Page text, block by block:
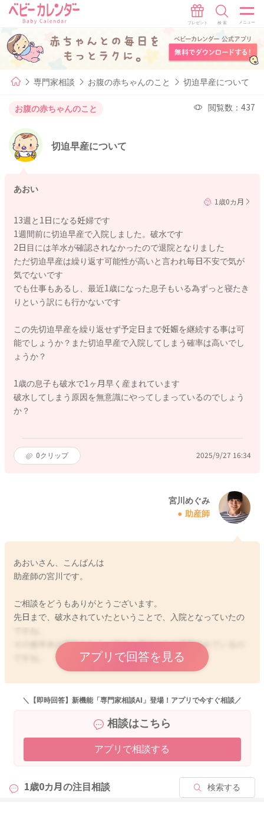
専門家相談 お腹の赤ちゃんのこと 切迫早産について
お腹の赤ちゃんのこと 閲覧数：437
切迫早産について
あおい
1歳0カ月
13週と1日になる妊婦です
1週間前に切迫早産で入院しました。破水です
2日目には羊水が確認されなかったので退院となりました
ただ切迫早産は繰り返す可能性が高いと言われ毎日不安で気が
気でないです
でも仕事もあるし、最近1歳になった息子もいる為ずっと寝たき
りという訳にも行かないです
この先切迫早産を繰り返せず予定日まで妊娠を継続する事は可
能でしょうか？また切迫早産で入院してしまう確率は高いでし
ょうか？
1歳の息子も破水で1ヶ月早く産まれています
破水してしまう原因を無意識にやってしまっているのでしょう
か？
0クリップ 2025/9/27 16:34
宮川めぐみ
助産師
あおいさん、こんばんは
助産師の宮川です。
ご相談をどうもありがとうございます。
先日まで、破水されていたということで、入院となっていたの
その後羊水の流出もなく、破水も否定されて退院されているの
息子さんもひと月早く、破水をしてお産になっていたのです
ね。
前回、そのような切迫早産になっておられた既往がありました
ら、繰り返すこともあります。お産になるタイミングも早くな
しかし毎回妊娠経過は同じではなく、変わってくることもあり
ます。
アプリで回答を見る
＼【即時回答】新機能「専門家相談AI」登場！アプリで今すぐ相談／
相談はこちら
アプリで相談する
1歳0カ月の注目相談 検索する